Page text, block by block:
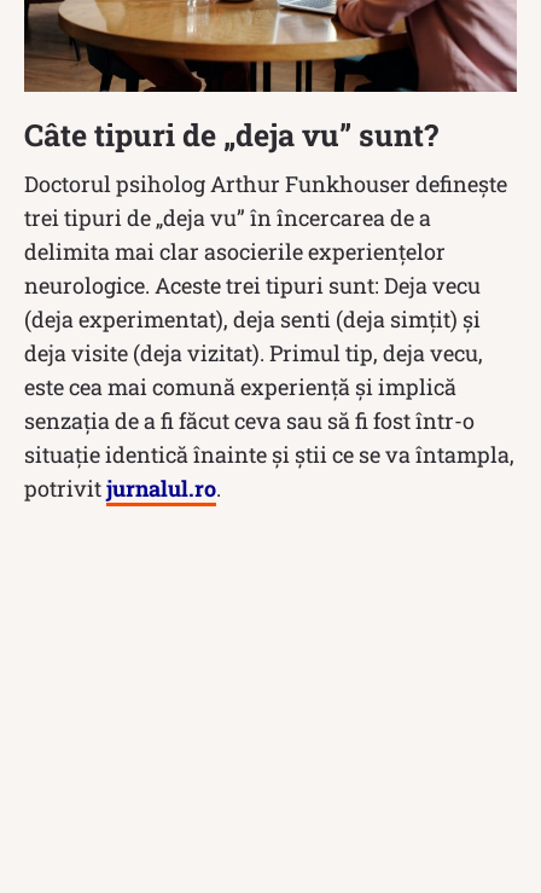
Câte tipuri de „deja vu” sunt?
Doctorul psiholog Arthur Funkhouser definește
trei tipuri de „deja vu” în încercarea de a
delimita mai clar asocierile experienţelor
neurologice. Aceste trei tipuri sunt: Deja vecu
(deja experimentat), deja senti (deja simţit) şi
deja visite (deja vizitat). Primul tip, deja vecu,
este cea mai comună experienţă şi implică
senzaţia de a fi făcut ceva sau să fi fost într-o
situaţie identică înainte şi ştii ce se va întampla,
potrivitjurnalul.ro.